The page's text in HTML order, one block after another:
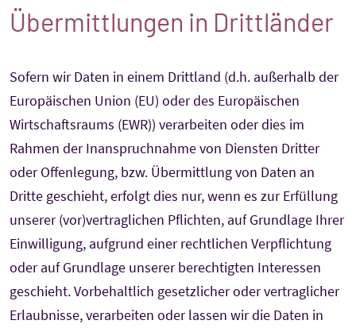
Übermittlungen in Drittländer
Sofern wir Daten in einem Drittland (d.h. außerhalb der
Europäischen Union (EU) oder des Europäischen
Wirtschaftsraums (EWR)) verarbeiten oder dies im
Rahmen der Inanspruchnahme von Diensten Dritter
oder Offenlegung, bzw. Übermittlung von Daten an
Dritte geschieht, erfolgt dies nur, wenn es zur Erfüllung
unserer (vor)vertraglichen Pflichten, auf Grundlage Ihrer
Einwilligung, aufgrund einer rechtlichen Verpflichtung
oder auf Grundlage unserer berechtigten Interessen
geschieht. Vorbehaltlich gesetzlicher oder vertraglicher
Erlaubnisse, verarbeiten oder lassen wir die Daten in